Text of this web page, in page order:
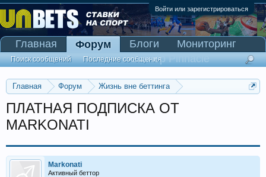
Войти или зарегистрироваться
Главная Форум
Жизнь вне беттинга
ПЛАТНАЯ ПОДПИСКА ОТ
MARKONATI
Markonati
Активный беттор
Главная Форум
Поиск сообщений Последние сообщения
Блоги
Мониторинг
Сканер Pinnacle